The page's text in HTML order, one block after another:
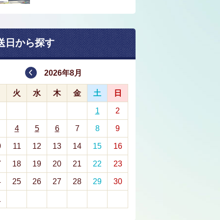
日から探す
2026年8月
火 水 木 金 土 日
1 2
4 5 6 7 8 9
11 12 13 14 15 16
18 19 20 21 22 23
25 26 27 28 29 30